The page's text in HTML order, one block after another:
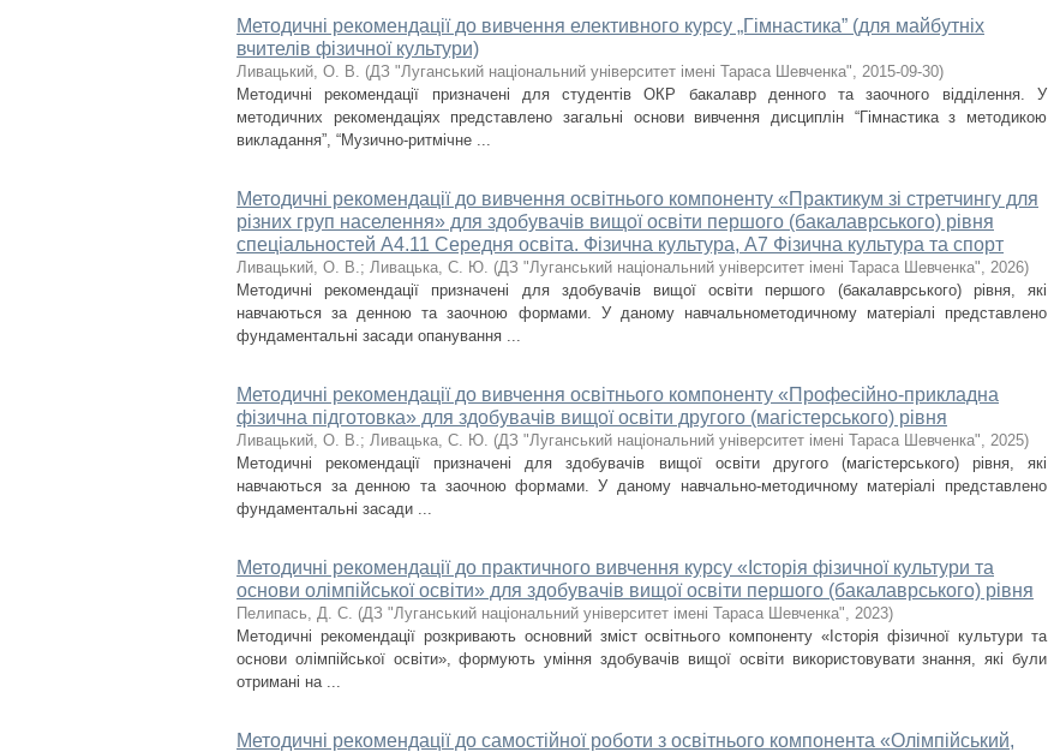
Методичні рекомендації до вивчення елективного курсу „Гімнастика” (для майбутніх
вчителів фізичної культури)
Ливацький, О. В. (ДЗ "Луганський національний університет імені Тараса Шевченка", 2015-09-30)
Методичні рекомендації призначені для студентів ОКР бакалавр денного та заочного відділення. У
методичних рекомендаціях представлено загальні основи вивчення дисциплін “Гімнастика з методикою
викладання”, “Музично-ритмічне ...
Методичні рекомендації до вивчення освітнього компоненту «Практикум зі стретчингу для
різних груп населення» для здобувачів вищої освіти першого (бакалаврського) рівня
спеціальностей А4.11 Середня освіта. Фізична культура, А7 Фізична культура та спорт
Ливацький, О. В.; Ливацька, С. Ю. (ДЗ "Луганський національний університет імені Тараса Шевченка", 2026)
Методичні рекомендації призначені для здобувачів вищої освіти першого (бакалаврського) рівня, які
навчаються за денною та заочною формами. У даному навчальнометодичному матеріалі представлено
фундаментальні засади опанування ...
Методичні рекомендації до вивчення освітнього компоненту «Професiйно-прикладна
фiзична пiдготовка» для здобувачів вищої освіти другого (магістерського) рівня
Ливацький, О. В.; Ливацька, С. Ю. (ДЗ "Луганський національний університет імені Тараса Шевченка", 2025)
Методичні рекомендації призначені для здобувачів вищої освіти другого (магістерського) рівня, які
навчаються за денною та заочною формами. У даному навчально-методичному матеріалі представлено
фундаментальні засади ...
Методичні рекомендації до практичного вивчення курсу «Історія фізичної культури та
основи олімпійської освіти» для здобувачів вищої освіти першого (бакалаврського) рівня
Пелипась, Д. С. (ДЗ "Луганський національний університет імені Тараса Шевченка", 2023)
Методичні рекомендації розкривають основний зміст освітнього компоненту «Історія фізичної культури та
основи олімпійської освіти», формують уміння здобувачів вищої освіти використовувати знання, які були
отримані на ...
Методичні рекомендації до самостійної роботи з освітнього компонента «Олімпійський,